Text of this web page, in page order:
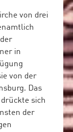
von drei
in
von der
Das
sich
der